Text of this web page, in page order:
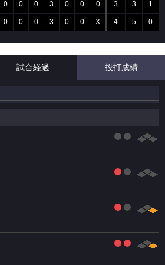
0 0 0 3 0 0 0 3 3 1
0 0 0 3 0 0 X 4 5 0
試合経過 投打成績